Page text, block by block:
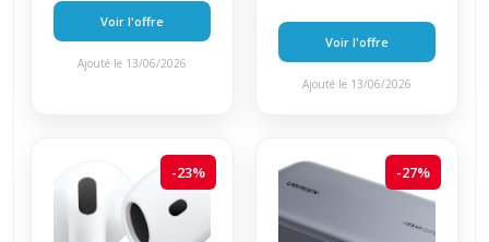
Voir l'offre
Ajouté le 13/06/2026
Voir l'offre
Ajouté le 13/06/2026
-23% -27%